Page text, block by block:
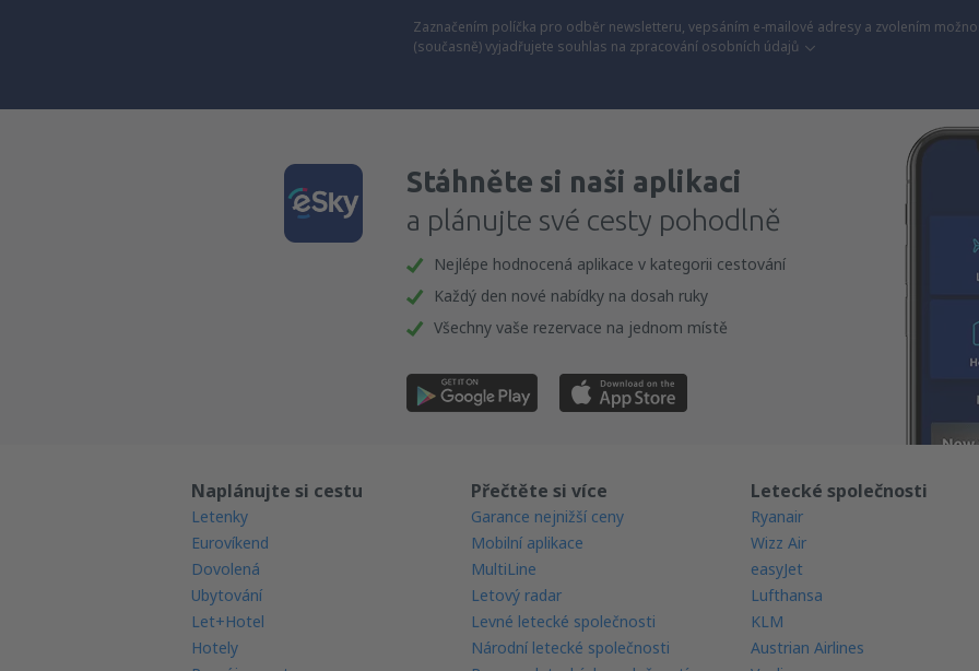
Zaznačením políčka pro odběr newsletteru, vepsáním e-mailové adresy a zvolením
(současně) vyjadřujete souhlas na zpracování osobních údajů
Stáhněte si naši aplikaci
a plánujte své cesty pohodlně
Nejlépe hodnocená aplikace v kategorii cestování
Každý den nové nabídky na dosah ruky
Všechny vaše rezervace na jednom místě
Naplánujte si cestu
Letenky
Eurovíkend
Dovolená
Ubytování
Let+Hotel
Hotely
Přečtěte si více
Garance nejnižší ceny
Mobilní aplikace
MultiLine
Letový radar
Levné letecké společnosti
Národní letecké společnosti
Letecké společnosti
Ryanair
Wizz Air
easyJet
Lufthansa
KLM
Austrian Airlines